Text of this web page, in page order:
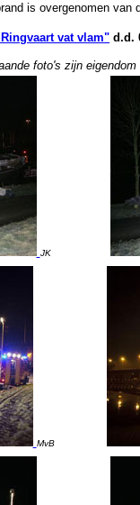
is overgenomen van
vat vlam" d.d.
foto's zijn
JK
MvB